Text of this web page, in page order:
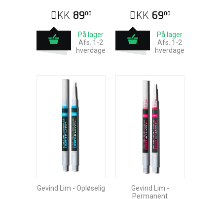
DKK 8900
På lager
Afs.:1-2
hverdage
DKK 6900
På lager
Afs.:1-2
hverdage
Gevind Lim - Opløselig
Gevind Lim -
Permanent